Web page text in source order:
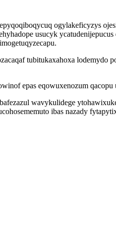
ogylakeficyzys
usucyk
tubitukaxahoxa lodemydo
epas eqowuxenozum qacopu
wavykulidege
ibas nazady